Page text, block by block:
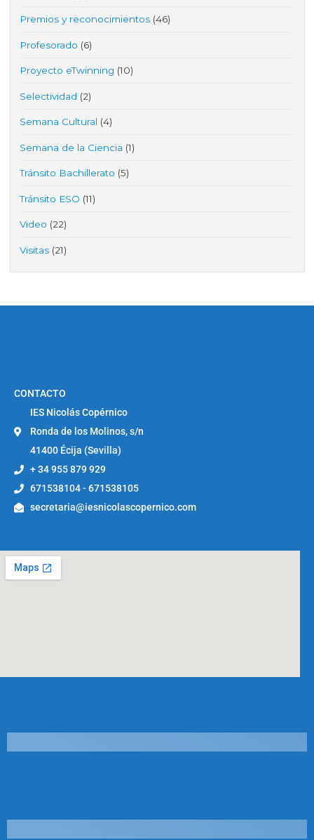
Premios y reconocimientos (46)
Profesorado (6)
Proyecto eTwinning (10)
Selectividad (2)
Semana Cultural (4)
Semana de la Ciencia (1)
Tránsito Bachillerato (5)
Tránsito ESO (11)
Video (22)
Visitas (21)
CONTACTO
IES Nicolás Copérnico
Ronda de los Molinos, s/n
41400 Écija (Sevilla)
+ 34 955 879 929
671538104 - 671538105
secretaria@iesnicolascopernico.com